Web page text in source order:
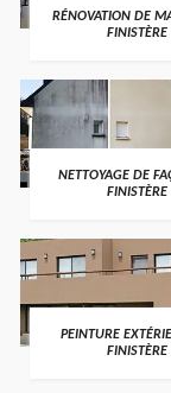
RÉNOVATION DE
FINISTÈRE
NETTOYAGE DE
FINISTÈRE
PEINTURE
FINISTÈRE